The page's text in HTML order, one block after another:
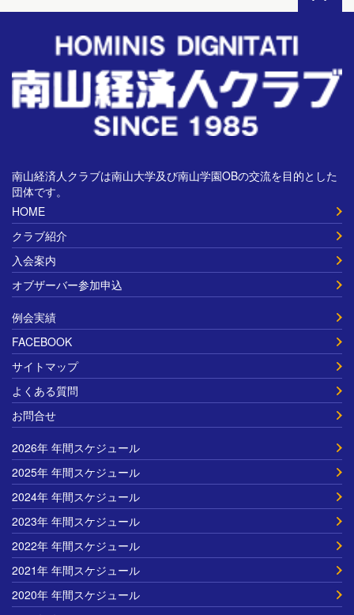
南山経済人クラブは南山大学及び南山学園OBの交流を目的とした
団体です。
HOME
クラブ紹介
入会案内
オブザーバー参加申込
例会実績
FACEBOOK
サイトマップ
よくある質問
お問合せ
2026年 年間スケジュール
2025年 年間スケジュール
2024年 年間スケジュール
2023年 年間スケジュール
2022年 年間スケジュール
2021年 年間スケジュール
2020年 年間スケジュール